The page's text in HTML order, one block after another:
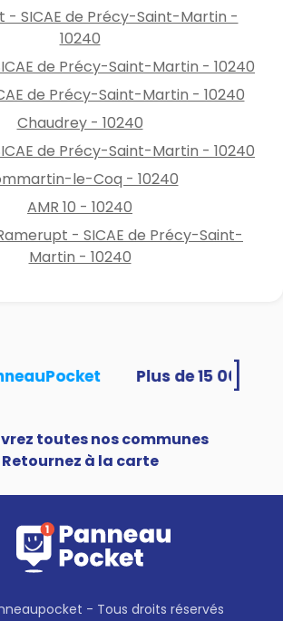
- SICAE de Précy-Saint-Martin -
10240
de Précy-Saint-Martin - 10240
de Précy-Saint-Martin - 10240
Chaudrey - 10240
de Précy-Saint-Martin - 10240
le-Coq - 10240
AMR 10 - 10240
- SICAE de Précy-Saint-
Martin - 10240
toutes nos communes
Retournez à la carte
- Tous droits réservés